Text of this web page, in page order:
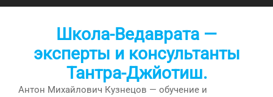
Перейти
Школа-Ведаврата —
эксперты и консультанты
Тантра-Джйотиш.
Антон Михайлович Кузнецов — обучение и